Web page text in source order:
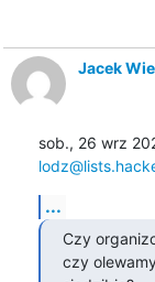
Jacek
...
Czy
czy